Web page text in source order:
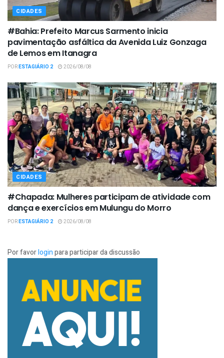
CIDADES
#Bahia: Prefeito Marcus Sarmento inicia
pavimentação asfáltica da Avenida Luiz Gonzaga
de Lemos em Itanagra
PORESTAGIÁRIO 2 2026/08/08
CIDADES
#Chapada: Mulheres participam de atividade com
dança e exercícios em Mulungu do Morro
PORESTAGIÁRIO 2 2026/08/08
Por favorloginpara participar da discussão